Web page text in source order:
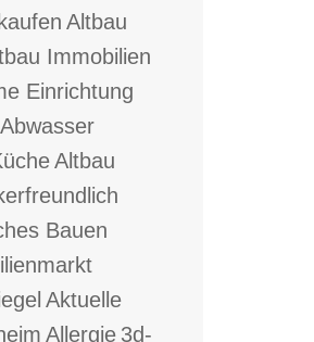
Altbau
Immobilien
Einrichtung
Abwasser
Altbau
Bauen
Aktuelle
Allergie 3d-